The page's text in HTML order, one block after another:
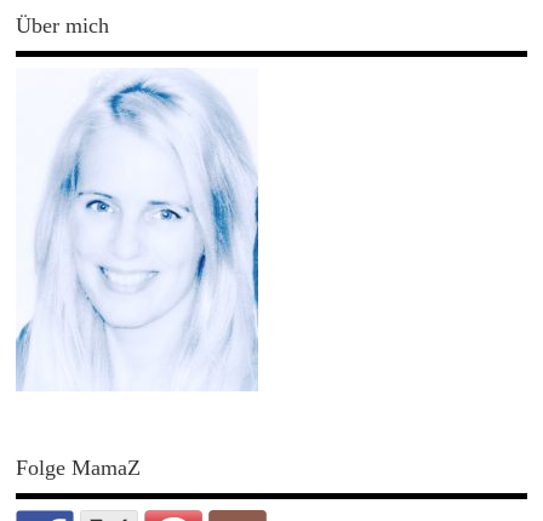
Über mich
Folge MamaZ